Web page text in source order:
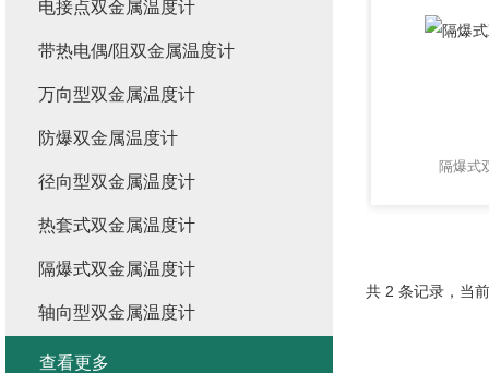
隔爆式
共 2 条记录，当
电接点双金属温度计
带热电偶/阻双金属温度计
万向型双金属温度计
防爆双金属温度计
径向型双金属温度计
热套式双金属温度计
隔爆式双金属温度计
轴向型双金属温度计
查看更多